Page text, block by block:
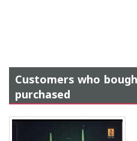
Customers who
purchased